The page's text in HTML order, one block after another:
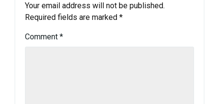
Your email address will not be published.
Required fields are marked *
Comment *